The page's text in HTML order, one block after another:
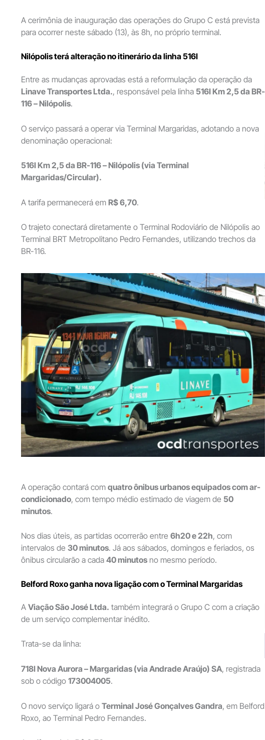
A cerimônia de inauguração das operações do Grupo C está prevista
para ocorrer neste sábado (13), às 8h, no próprio terminal.
Nilópolis terá alteração no itinerário da linha 516I
Entre as mudanças aprovadas está a reformulação da operação da
Linave Transportes Ltda., responsável pela linha 516I Km 2,5 da BR-
116 – Nilópolis.
O serviço passará a operar via Terminal Margaridas, adotando a nova
denominação operacional:
516I Km 2,5 da BR-116 – Nilópolis (via Terminal
Margaridas/Circular).
A tarifa permanecerá em R$ 6,70.
O trajeto conectará diretamente o Terminal Rodoviário de Nilópolis ao
Terminal BRT Metropolitano Pedro Fernandes, utilizando trechos da
BR-116.
A operação contará com quatro ônibus urbanos equipados com ar-
condicionado, com tempo médio estimado de viagem de 50
minutos.
Nos dias úteis, as partidas ocorrerão entre 6h20 e 22h, com
intervalos de 30 minutos. Já aos sábados, domingos e feriados, os
ônibus circularão a cada 40 minutos no mesmo período.
Belford Roxo ganha nova ligação com o Terminal Margaridas
A Viação São José Ltda. também integrará o Grupo C com a criação
de um serviço complementar inédito.
Trata-se da linha:
718I Nova Aurora – Margaridas (via Andrade Araújo) SA, registrada
sob o código 173004005.
O novo serviço ligará o Terminal José Gonçalves Gandra, em Belford
Roxo, ao Terminal Pedro Fernandes.